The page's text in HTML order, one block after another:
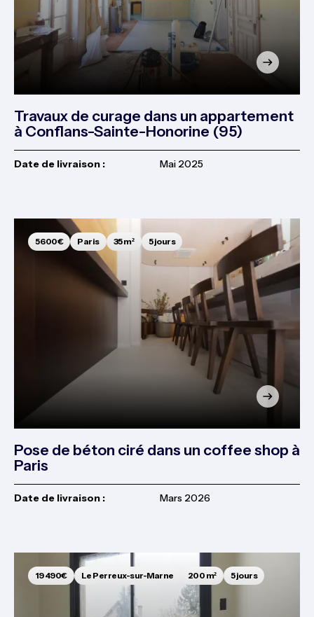
Travaux de curage dans un appartement
à Conflans-Sainte-Honorine (95)
Date de livraison : Mai 2025
5 600€ Paris 35 m² 5 jours
Pose de béton ciré dans un coffee shop à
Paris
Date de livraison : Mars 2026
19 490€ Le Perreux-sur-Marne 200 m² 5 jours